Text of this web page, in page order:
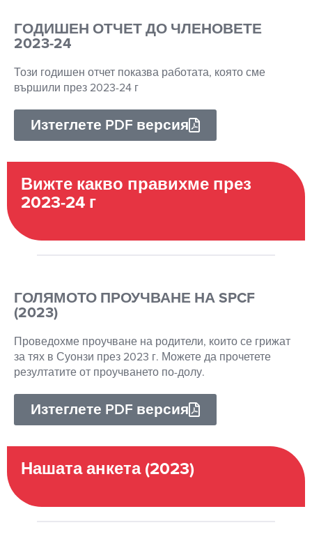
ГОДИШЕН ОТЧЕТ ДО ЧЛЕНОВЕТЕ
2023-24
Този годишен отчет показва работата, която сме
вършили през 2023-24 г
Изтеглете PDF версия
Вижте какво правихме през
2023-24 г
ГОЛЯМОТО ПРОУЧВАНЕ НА SPCF
(2023)
Проведохме проучване на родители, които се грижат
за тях в Суонзи през 2023 г. Можете да прочетете
резултатите от проучването по-долу.
Изтеглете PDF версия
Нашата анкета (2023)